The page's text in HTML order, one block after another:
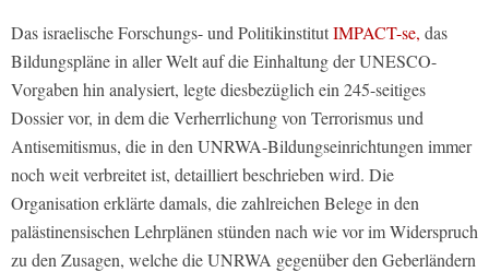
Das israelische Forschungs- und PolitikinstitutIMPACT-se, das
Bildungspläne in aller Welt auf die Einhaltung der UNESCO-
Vorgaben hin analysiert, legte diesbezüglich ein 245-seitiges
Dossier vor, in dem die Verherrlichung von Terrorismus und
Antisemitismus, die in den UNRWA-Bildungseinrichtungen immer
noch weit verbreitet ist, detailliert beschrieben wird. Die
Organisation erklärte damals, die zahlreichen Belege in den
palästinensischen Lehrplänen stünden nach wie vor im Widerspruch
zu den Zusagen, welche die UNRWA gegenüber den Geberländern